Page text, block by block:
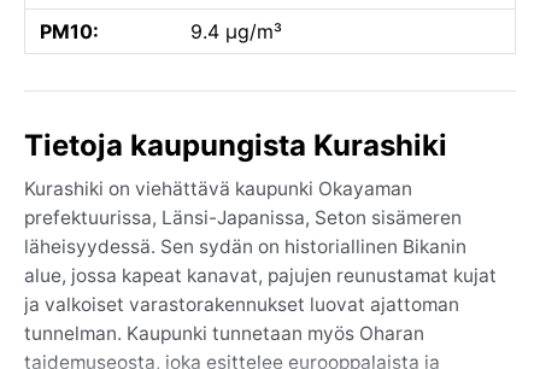
PM10:
9.4 µg/m³
Tietoja kaupungista Kurashiki
Kurashiki on viehättävä kaupunki Okayaman
prefektuurissa, Länsi-Japanissa, Seton sisämeren
läheisyydessä. Sen sydän on historiallinen Bikanin
alue, jossa kapeat kanavat, pajujen reunustamat kujat
ja valkoiset varastorakennukset luovat ajattoman
tunnelman. Kaupunki tunnetaan myös Oharan
taidemuseosta, joka esittelee eurooppalaista ja